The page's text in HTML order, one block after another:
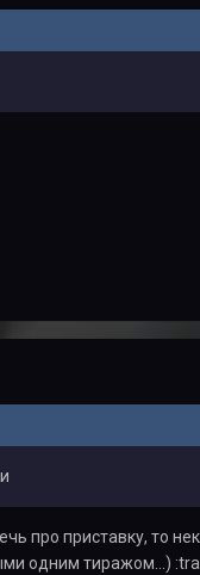
про приставку, то
одним тиражом...)